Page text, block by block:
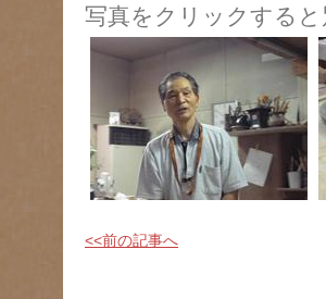
写真をクリックする
<<前の記事へ